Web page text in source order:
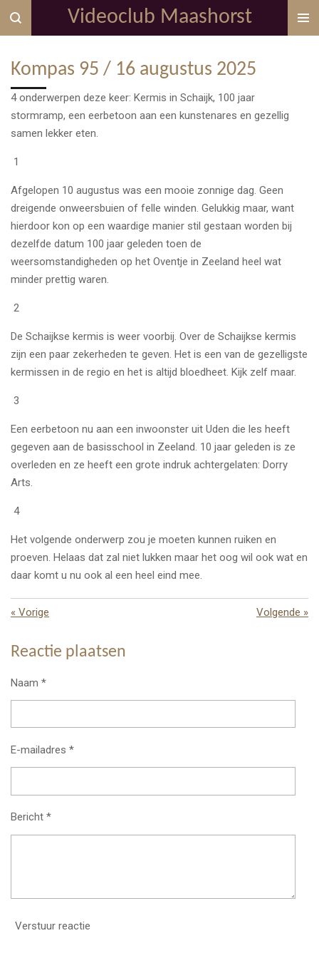
Ga
direct
de
hoofdinhoud
Videoclub Maashorst
Kompas 95 / 16 augustus 2025
4 onderwerpen deze keer: Kermis in Schaijk, 100 jaar
stormramp, een eerbetoon aan een kunstenares en gezellig
samen lekker eten.
1
Afgelopen 10 augustus was een mooie zonnige dag. Geen
dreigende onweersbuien of felle winden. Gelukkig maar, want
hierdoor kon op een waardige manier stil gestaan worden bij
dezelfde datum 100 jaar geleden toen de
weersomstandigheden op het Oventje in Zeeland heel wat
minder prettig waren.
2
De Schaijkse kermis is weer voorbij. Over de Schaijkse kermis
zijn een paar zekerheden te geven. Het is een van de gezelligste
kermissen in de regio en het is altijd bloedheet. Kijk zelf maar.
3
Een eerbetoon nu aan een inwoonster uit Uden die les heeft
gegeven aan de basisschool in Zeeland. 10 jaar geleden is ze
overleden en ze heeft een grote indruk achtergelaten: Dorry
Arts.
4
Het volgende onderwerp zou je moeten kunnen ruiken en
proeven. Helaas dat zal niet lukken maar het oog wil ook wat en
daar komt u nu ook al een heel eind mee.
« Vorige Volgende »
Reactie plaatsen
Naam *
E-mailadres *
Bericht *
Verstuur reactie